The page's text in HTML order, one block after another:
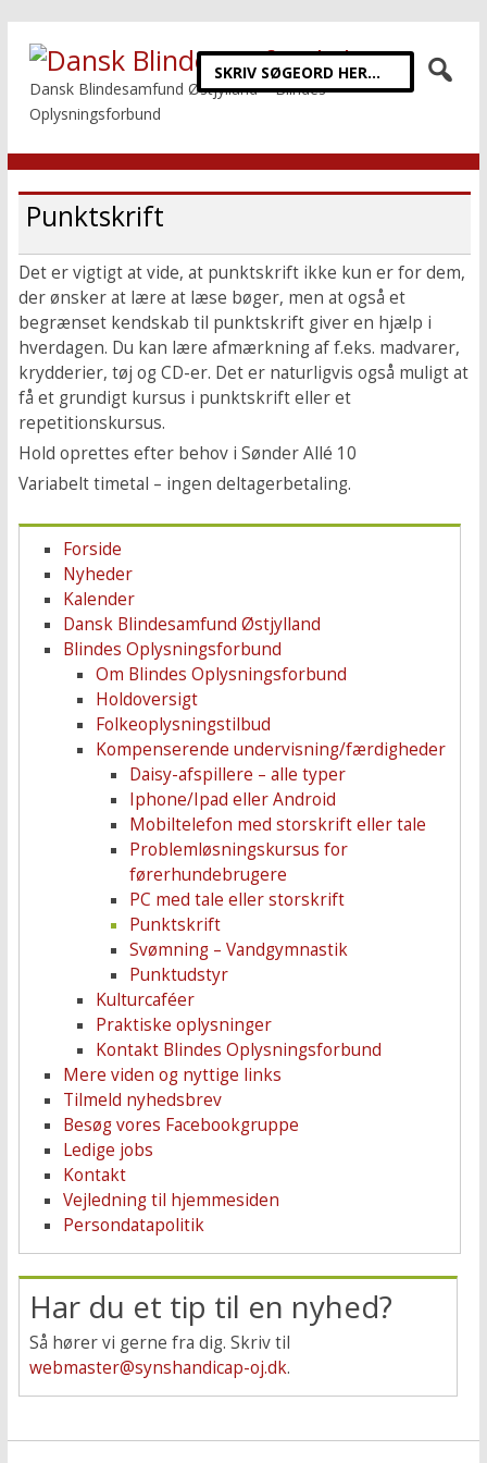
Dansk Blindesamfund Østjylland – Blindes
Oplysningsforbund
Punktskrift
Det er vigtigt at vide, at punktskrift ikke kun er for dem,
der ønsker at lære at læse bøger, men at også et
begrænset kendskab til punktskrift giver en hjælp i
hverdagen. Du kan lære afmærkning af f.eks. madvarer,
krydderier, tøj og CD-er. Det er naturligvis også muligt at
få et grundigt kursus i punktskrift eller et
repetitionskursus.
Hold oprettes efter behov i Sønder Allé 10
Variabelt timetal – ingen deltagerbetaling.
Forside
Nyheder
Kalender
Dansk Blindesamfund Østjylland
Blindes Oplysningsforbund
Om Blindes Oplysningsforbund
Holdoversigt
Folkeoplysningstilbud
Kompenserende undervisning/færdigheder
Daisy-afspillere – alle typer
Iphone/Ipad eller Android
Mobiltelefon med storskrift eller tale
Problemløsningskursus for
førerhundebrugere
PC med tale eller storskrift
Punktskrift
Svømning – Vandgymnastik
Punktudstyr
Kulturcaféer
Praktiske oplysninger
Kontakt Blindes Oplysningsforbund
Mere viden og nyttige links
Tilmeld nyhedsbrev
Besøg vores Facebookgruppe
Ledige jobs
Kontakt
Vejledning til hjemmesiden
Persondatapolitik
Har du et tip til en nyhed?
Så hører vi gerne fra dig. Skriv til
webmaster@synshandicap-oj.dk.